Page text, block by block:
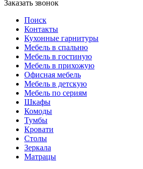
Заказать звонок
Поиск
Контакты
Кухонные гарнитуры
Мебель в спальню
Мебель в гостиную
Мебель в прихожую
Офисная мебель
Мебель в детскую
Мебель по сериям
Шкафы
Комоды
Тумбы
Кровати
Столы
Зеркала
Матрацы